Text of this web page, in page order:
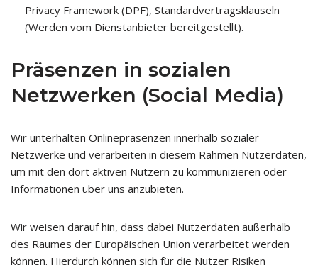
Privacy Framework (DPF), Standardvertragsklauseln
(Werden vom Dienstanbieter bereitgestellt).
Präsenzen in sozialen
Netzwerken (Social Media)
Wir unterhalten Onlinepräsenzen innerhalb sozialer
Netzwerke und verarbeiten in diesem Rahmen Nutzerdaten,
um mit den dort aktiven Nutzern zu kommunizieren oder
Informationen über uns anzubieten.
Wir weisen darauf hin, dass dabei Nutzerdaten außerhalb
des Raumes der Europäischen Union verarbeitet werden
können. Hierdurch können sich für die Nutzer Risiken